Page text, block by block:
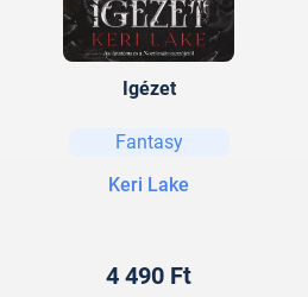
Igézet
Fantasy
Keri Lake
4 490 Ft